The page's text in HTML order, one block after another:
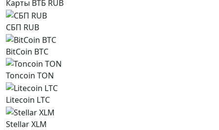
Карты ВТБ RUB
СБП RUB
BitCoin BTC
Toncoin TON
Litecoin LTC
Stellar XLM